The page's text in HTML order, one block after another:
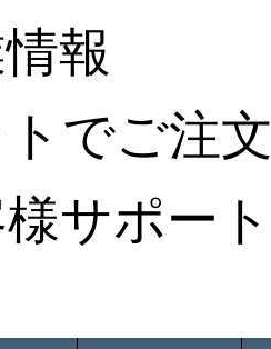
報
でご注文
サポート